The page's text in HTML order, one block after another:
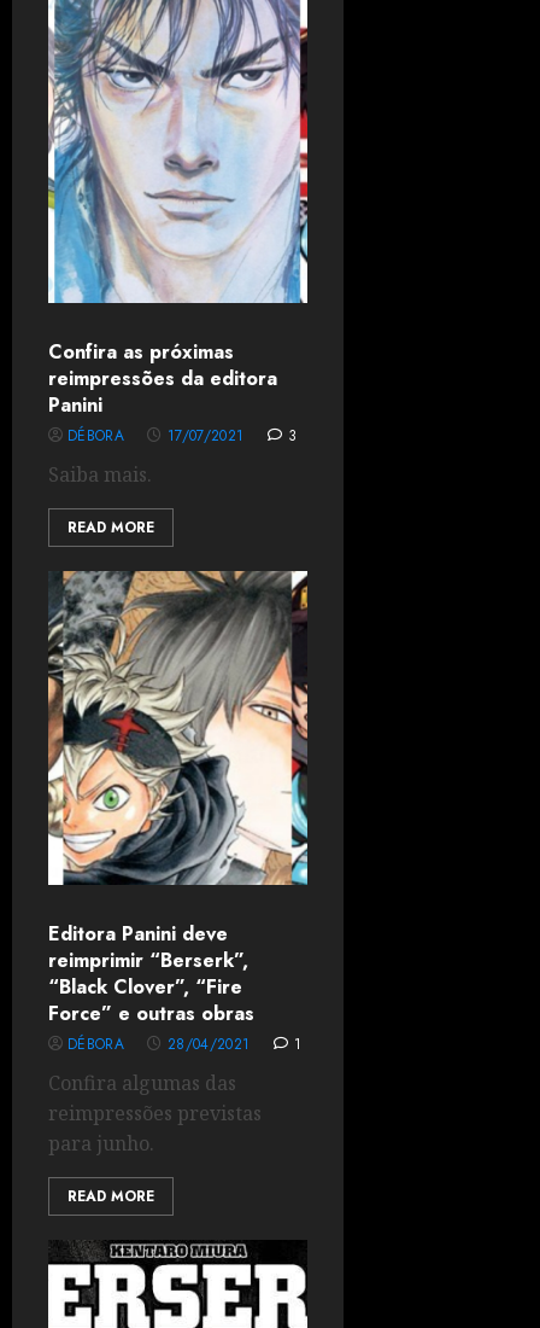
Confira as próximas
reimpressões da editora
Panini
DÉBORA 17/07/2021 3
Saiba mais.
READ MORE
Editora Panini deve
reimprimir “Berserk”,
“Black Clover”, “Fire
Force” e outras obras
DÉBORA 28/04/2021 1
Confira algumas das
reimpressões previstas
para junho.
READ MORE